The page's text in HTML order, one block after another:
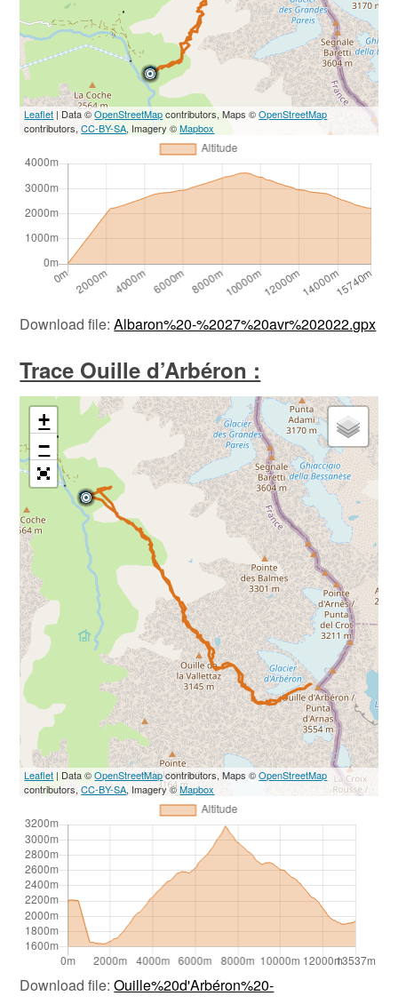
Leaflet | Data ©OpenStreetMapcontributors, Maps ©OpenStreetMap
contributors,CC-BY-SA, Imagery ©Mapbox
Download file:Albaron%20-%2027%20avr%202022.gpx
Trace Ouille d’Arbéron :
+
−
Leaflet | Data ©OpenStreetMapcontributors, Maps ©OpenStreetMap
contributors,CC-BY-SA, Imagery ©Mapbox
Download file:Ouille%20d'Arbéron%20-